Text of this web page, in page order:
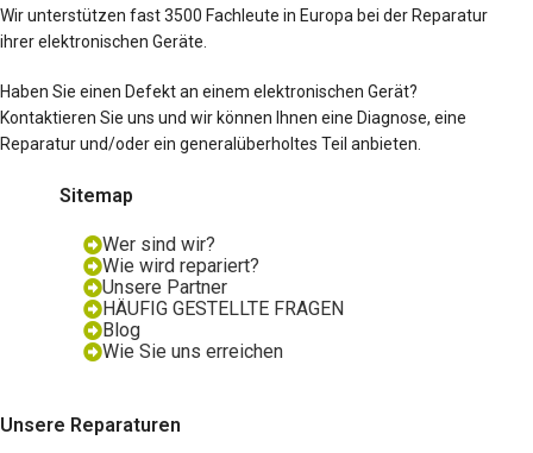
Wir unterstützen fast 3500 Fachleute in Europa bei der Reparatur
ihrer elektronischen Geräte.
Haben Sie einen Defekt an einem elektronischen Gerät?
Kontaktieren Sie uns und wir können Ihnen eine Diagnose, eine
Reparatur und/oder ein generalüberholtes Teil anbieten.
Sitemap
Wer sind wir?
Wie wird repariert?
Unsere Partner
HÄUFIG GESTELLTE FRAGEN
Blog
Wie Sie uns erreichen
Unsere Reparaturen